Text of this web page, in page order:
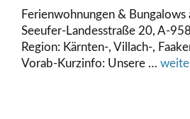
Ferienwohnungen & Bungalows
Seeufer-Landesstraße 20, A-
Region: Kärnten-, Villach-,
Vorab-Kurzinfo: Unsere …